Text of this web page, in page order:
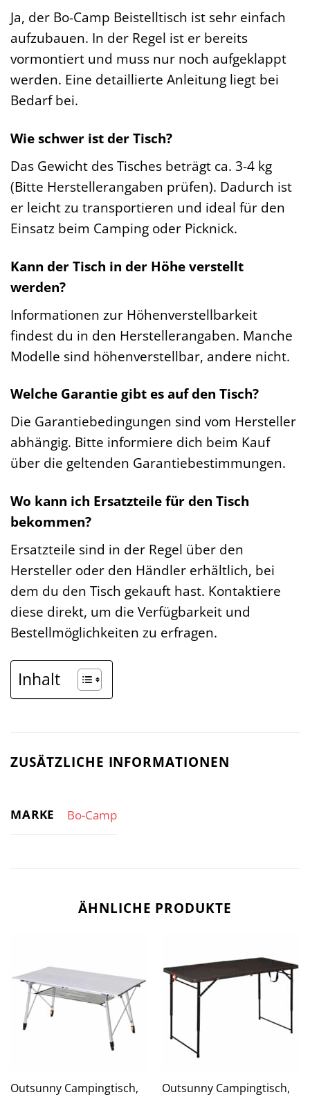
Ja, der Bo-Camp Beistelltisch ist sehr einfach
aufzubauen. In der Regel ist er bereits
vormontiert und muss nur noch aufgeklappt
werden. Eine detaillierte Anleitung liegt bei
Bedarf bei.
Wie schwer ist der Tisch?
Das Gewicht des Tisches beträgt ca. 3-4 kg
(Bitte Herstellerangaben prüfen). Dadurch ist
er leicht zu transportieren und ideal für den
Einsatz beim Camping oder Picknick.
Kann der Tisch in der Höhe verstellt
werden?
Informationen zur Höhenverstellbarkeit
findest du in den Herstellerangaben. Manche
Modelle sind höhenverstellbar, andere nicht.
Welche Garantie gibt es auf den Tisch?
Die Garantiebedingungen sind vom Hersteller
abhängig. Bitte informiere dich beim Kauf
über die geltenden Garantiebestimmungen.
Wo kann ich Ersatzteile für den Tisch
bekommen?
Ersatzteile sind in der Regel über den
Hersteller oder den Händler erhältlich, bei
dem du den Tisch gekauft hast. Kontaktiere
diese direkt, um die Verfügbarkeit und
Bestellmöglichkeiten zu erfragen.
Inhalt
ZUSÄTZLICHE INFORMATIONEN
MARKE Bo-Camp
ÄHNLICHE PRODUKTE
Outsunny Campingtisch,
Outsunny Campingtisch,